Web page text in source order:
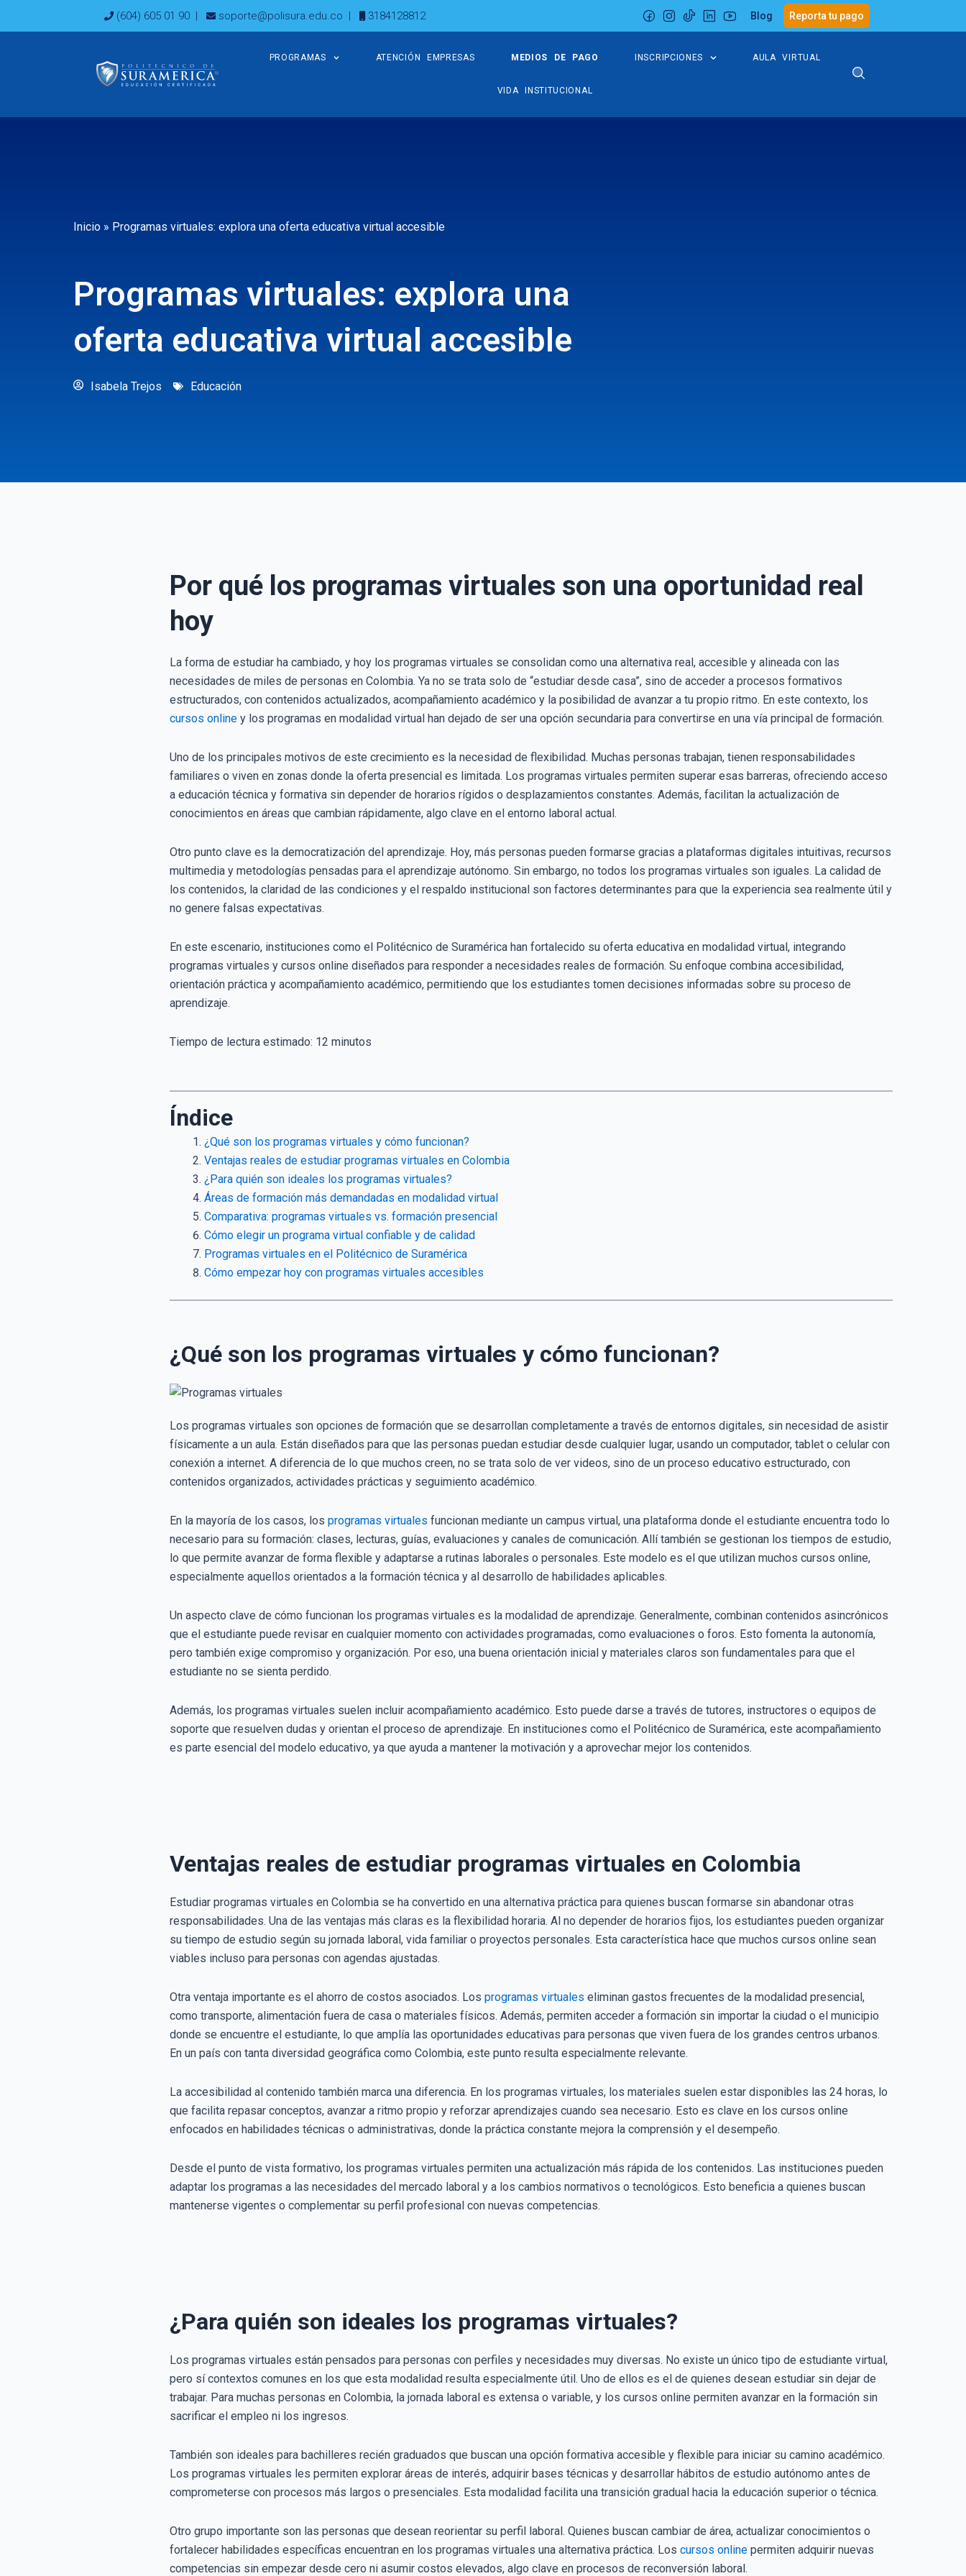
(604) 605 01 90 | soporte@polisura.edu.co | 3184128812 Blog Reporta tu pago
PROGRAMAS ATENCIÓN EMPRESAS MEDIOS DE PAGO INSCRIPCIONES AULA VIRTUAL
VIDA INSTITUCIONAL
Inicio » Programas virtuales: explora una oferta educativa virtual accesible
Programas virtuales: explora una
oferta educativa virtual accesible
Isabela Trejos Educación
Por qué los programas virtuales son una oportunidad real
hoy
La forma de estudiar ha cambiado, y hoy los programas virtuales se consolidan como una alternativa real, accesible y alineada con las
necesidades de miles de personas en Colombia. Ya no se trata solo de “estudiar desde casa”, sino de acceder a procesos formativos
estructurados, con contenidos actualizados, acompañamiento académico y la posibilidad de avanzar a tu propio ritmo. En este contexto, los
cursos online y los programas en modalidad virtual han dejado de ser una opción secundaria para convertirse en una vía principal de formación.
Uno de los principales motivos de este crecimiento es la necesidad de flexibilidad. Muchas personas trabajan, tienen responsabilidades
familiares o viven en zonas donde la oferta presencial es limitada. Los programas virtuales permiten superar esas barreras, ofreciendo acceso
a educación técnica y formativa sin depender de horarios rígidos o desplazamientos constantes. Además, facilitan la actualización de
conocimientos en áreas que cambian rápidamente, algo clave en el entorno laboral actual.
Otro punto clave es la democratización del aprendizaje. Hoy, más personas pueden formarse gracias a plataformas digitales intuitivas, recursos
multimedia y metodologías pensadas para el aprendizaje autónomo. Sin embargo, no todos los programas virtuales son iguales. La calidad de
los contenidos, la claridad de las condiciones y el respaldo institucional son factores determinantes para que la experiencia sea realmente útil y
no genere falsas expectativas.
En este escenario, instituciones como el Politécnico de Suramérica han fortalecido su oferta educativa en modalidad virtual, integrando
programas virtuales y cursos online diseñados para responder a necesidades reales de formación. Su enfoque combina accesibilidad,
orientación práctica y acompañamiento académico, permitiendo que los estudiantes tomen decisiones informadas sobre su proceso de
aprendizaje.
Tiempo de lectura estimado: 12 minutos
Índice
¿Qué son los programas virtuales y cómo funcionan?
Ventajas reales de estudiar programas virtuales en Colombia
¿Para quién son ideales los programas virtuales?
Áreas de formación más demandadas en modalidad virtual
Comparativa: programas virtuales vs. formación presencial
Cómo elegir un programa virtual confiable y de calidad
Programas virtuales en el Politécnico de Suramérica
Cómo empezar hoy con programas virtuales accesibles
¿Qué son los programas virtuales y cómo funcionan?
Los programas virtuales son opciones de formación que se desarrollan completamente a través de entornos digitales, sin necesidad de asistir
físicamente a un aula. Están diseñados para que las personas puedan estudiar desde cualquier lugar, usando un computador, tablet o celular con
conexión a internet. A diferencia de lo que muchos creen, no se trata solo de ver videos, sino de un proceso educativo estructurado, con
contenidos organizados, actividades prácticas y seguimiento académico.
En la mayoría de los casos, los programas virtuales funcionan mediante un campus virtual, una plataforma donde el estudiante encuentra todo lo
necesario para su formación: clases, lecturas, guías, evaluaciones y canales de comunicación. Allí también se gestionan los tiempos de estudio,
lo que permite avanzar de forma flexible y adaptarse a rutinas laborales o personales. Este modelo es el que utilizan muchos cursos online,
especialmente aquellos orientados a la formación técnica y al desarrollo de habilidades aplicables.
Un aspecto clave de cómo funcionan los programas virtuales es la modalidad de aprendizaje. Generalmente, combinan contenidos asincrónicos
que el estudiante puede revisar en cualquier momento con actividades programadas, como evaluaciones o foros. Esto fomenta la autonomía,
pero también exige compromiso y organización. Por eso, una buena orientación inicial y materiales claros son fundamentales para que el
estudiante no se sienta perdido.
Además, los programas virtuales suelen incluir acompañamiento académico. Esto puede darse a través de tutores, instructores o equipos de
soporte que resuelven dudas y orientan el proceso de aprendizaje. En instituciones como el Politécnico de Suramérica, este acompañamiento
es parte esencial del modelo educativo, ya que ayuda a mantener la motivación y a aprovechar mejor los contenidos.
Ventajas reales de estudiar programas virtuales en Colombia
Estudiar programas virtuales en Colombia se ha convertido en una alternativa práctica para quienes buscan formarse sin abandonar otras
responsabilidades. Una de las ventajas más claras es la flexibilidad horaria. Al no depender de horarios fijos, los estudiantes pueden organizar
su tiempo de estudio según su jornada laboral, vida familiar o proyectos personales. Esta característica hace que muchos cursos online sean
viables incluso para personas con agendas ajustadas.
Otra ventaja importante es el ahorro de costos asociados. Los programas virtuales eliminan gastos frecuentes de la modalidad presencial,
como transporte, alimentación fuera de casa o materiales físicos. Además, permiten acceder a formación sin importar la ciudad o el municipio
donde se encuentre el estudiante, lo que amplía las oportunidades educativas para personas que viven fuera de los grandes centros urbanos.
En un país con tanta diversidad geográfica como Colombia, este punto resulta especialmente relevante.
La accesibilidad al contenido también marca una diferencia. En los programas virtuales, los materiales suelen estar disponibles las 24 horas, lo
que facilita repasar conceptos, avanzar a ritmo propio y reforzar aprendizajes cuando sea necesario. Esto es clave en los cursos online
enfocados en habilidades técnicas o administrativas, donde la práctica constante mejora la comprensión y el desempeño.
Desde el punto de vista formativo, los programas virtuales permiten una actualización más rápida de los contenidos. Las instituciones pueden
adaptar los programas a las necesidades del mercado laboral y a los cambios normativos o tecnológicos. Esto beneficia a quienes buscan
mantenerse vigentes o complementar su perfil profesional con nuevas competencias.
¿Para quién son ideales los programas virtuales?
Los programas virtuales están pensados para personas con perfiles y necesidades muy diversas. No existe un único tipo de estudiante virtual,
pero sí contextos comunes en los que esta modalidad resulta especialmente útil. Uno de ellos es el de quienes desean estudiar sin dejar de
trabajar. Para muchas personas en Colombia, la jornada laboral es extensa o variable, y los cursos online permiten avanzar en la formación sin
sacrificar el empleo ni los ingresos.
También son ideales para bachilleres recién graduados que buscan una opción formativa accesible y flexible para iniciar su camino académico.
Los programas virtuales les permiten explorar áreas de interés, adquirir bases técnicas y desarrollar hábitos de estudio autónomo antes de
comprometerse con procesos más largos o presenciales. Esta modalidad facilita una transición gradual hacia la educación superior o técnica.
Otro grupo importante son las personas que desean reorientar su perfil laboral. Quienes buscan cambiar de área, actualizar conocimientos o
fortalecer habilidades específicas encuentran en los programas virtuales una alternativa práctica. Los cursos online permiten adquirir nuevas
competencias sin empezar desde cero ni asumir costos elevados, algo clave en procesos de reconversión laboral.